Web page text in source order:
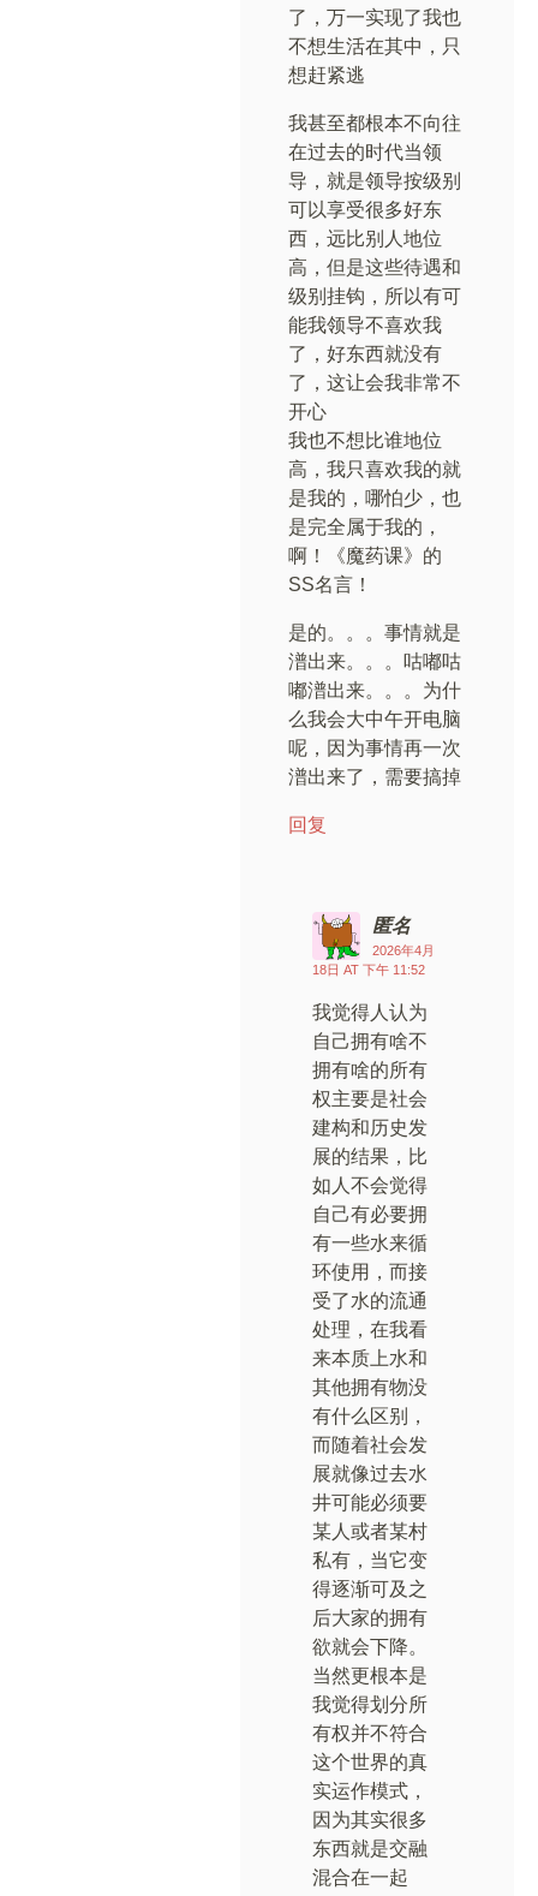
了，万一实现了我也
不想生活在其中，只
想赶紧逃
我甚至都根本不向往
在过去的时代当领
导，就是领导按级别
可以享受很多好东
西，远比别人地位
高，但是这些待遇和
级别挂钩，所以有可
能我领导不喜欢我
了，好东西就没有
了，这让会我非常不
开心
我也不想比谁地位
高，我只喜欢我的就
是我的，哪怕少，也
是完全属于我的，
啊！《魔药课》的
SS名言！
是的。。。事情就是
潽出来。。。咕嘟咕
嘟潽出来。。。为什
么我会大中午开电脑
呢，因为事情再一次
潽出来了，需要搞掉
回复
匿名
2026年4月
18日 AT 下午 11:52
我觉得人认为
自己拥有啥不
拥有啥的所有
权主要是社会
建构和历史发
展的结果，比
如人不会觉得
自己有必要拥
有一些水来循
环使用，而接
受了水的流通
处理，在我看
来本质上水和
其他拥有物没
有什么区别，
而随着社会发
展就像过去水
井可能必须要
某人或者某村
私有，当它变
得逐渐可及之
后大家的拥有
欲就会下降。
当然更根本是
我觉得划分所
有权并不符合
这个世界的真
实运作模式，
因为其实很多
东西就是交融
混合在一起